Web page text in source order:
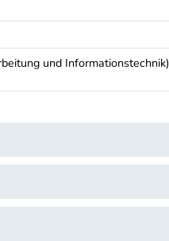
und Informationstechnik)